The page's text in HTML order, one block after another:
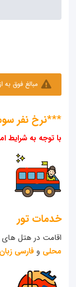
مبالغ فوق به
***نرخ نفر
با توجه به شرایط
خدمات تور
اقامت در هتل های
محلی و فارسی زبان